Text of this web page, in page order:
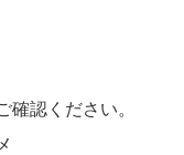
認ください。